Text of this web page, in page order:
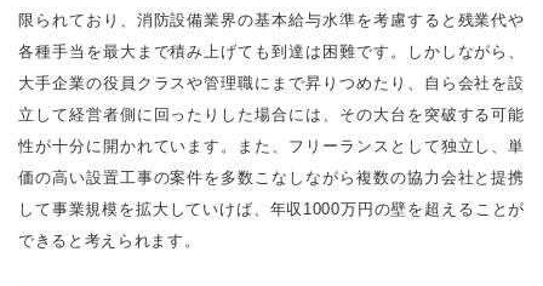
限られており、消防設備業界の基本給与水準を考慮すると残業代や
各種手当を最大まで積み上げても到達は困難です。しかしながら、
大手企業の役員クラスや管理職にまで昇りつめたり、自ら会社を設
立して経営者側に回ったりした場合には、その大台を突破する可能
性が十分に開かれています。また、フリーランスとして独立し、単
価の高い設置工事の案件を多数こなしながら複数の協力会社と提携
して事業規模を拡大していけば、年収1000万円の壁を超えることが
できると考えられます。